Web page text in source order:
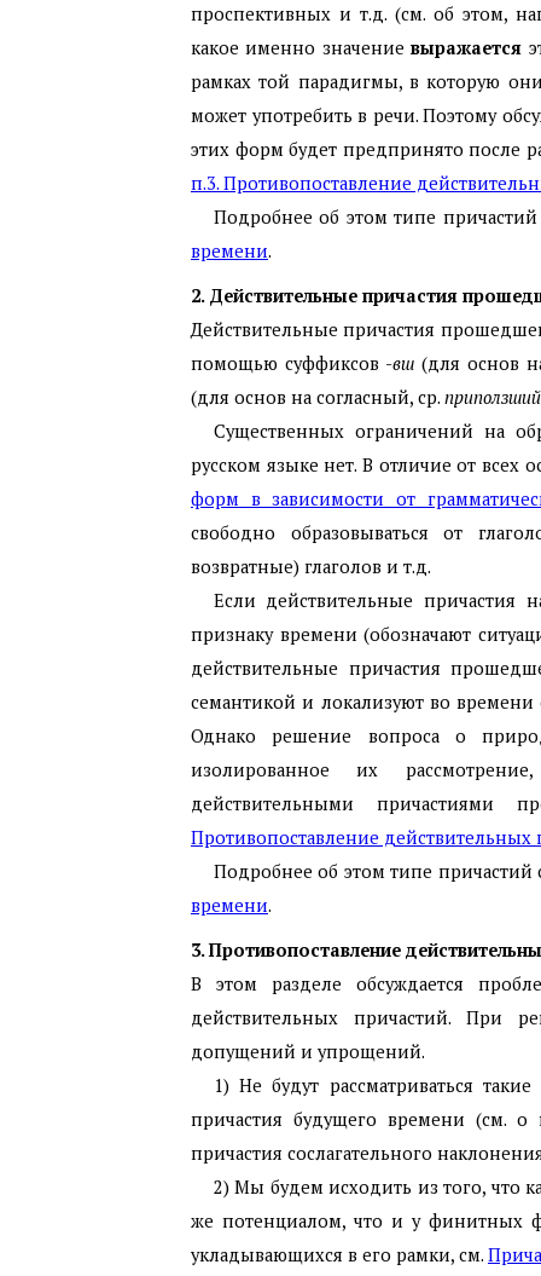
проспективных и т.д. (см. об этом,
какое именно значениевыражается
рамках той парадигмы, в которую
может употребить в речи. Поэтому
этих форм будет предпринято после
п.3. Противопоставление
Подробнее об этом типе
времени.
2. Действительные причастия
Действительные причастия
помощью суффиксов -вш (для основ
(для основ на согласный, ср. приползший
Существенных ограничений на
русском языке нет. В отличие от всех
форм в зависимости от
свободно образовываться от
возвратные) глаголов и т.д.
Если действительные причастия
признаку времени (обозначают
действительные причастия
семантикой и локализуют во
Однако решение вопроса о
изолированное их
действительными
Противопоставление
Подробнее об этом типе причастий
времени.
3. Противопоставление
В этом разделе обсуждается
действительных причастий. При
допущений и упрощений.
1) Не будут рассматриваться
причастия будущего времени (см.
причастия сослагательного
2) Мы будем исходить из того, что
же потенциалом, что и у финитных
укладывающихся в его рамки, см.